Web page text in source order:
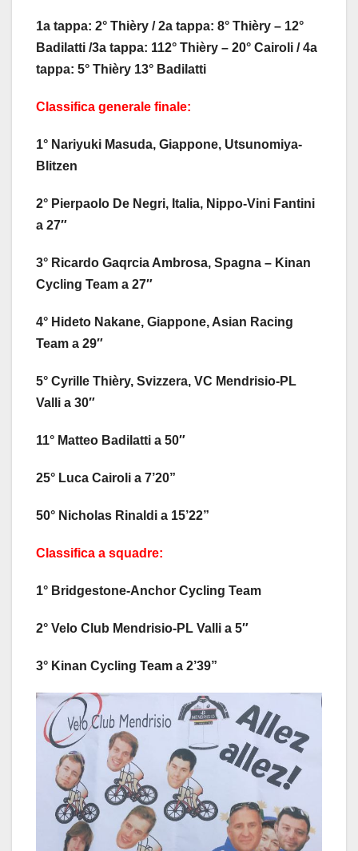
1a tappa: 2° Thièry / 2a tappa: 8° Thièry – 12°
Badilatti /3a tappa: 112° Thièry – 20° Cairoli / 4a
tappa: 5° Thièry 13° Badilatti
Classifica generale finale:
1° Nariyuki Masuda, Giappone, Utsunomiya-
Blitzen
2° Pierpaolo De Negri, Italia, Nippo-Vini Fantini
a 27″
3° Ricardo Gaqrcia Ambrosa, Spagna – Kinan
Cycling Team a 27″
4° Hideto Nakane, Giappone, Asian Racing
Team a 29″
5° Cyrille Thièry, Svizzera, VC Mendrisio-PL
Valli a 30″
11° Matteo Badilatti a 50″
25° Luca Cairoli a 7’20”
50° Nicholas Rinaldi a 15’22”
Classifica a squadre:
1° Bridgestone-Anchor Cycling Team
2° Velo Club Mendrisio-PL Valli a 5″
3° Kinan Cycling Team a 2’39”